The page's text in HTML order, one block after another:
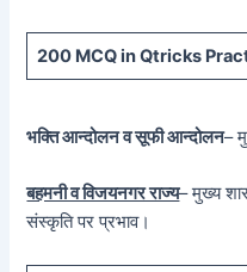
200 MCQ in Qtricks
भक्ति आन्दोलन व सूफी आन्दोलन–
बहमनी व विजयनगर राज्य– मुख्य
संस्कृति पर प्रभाव।